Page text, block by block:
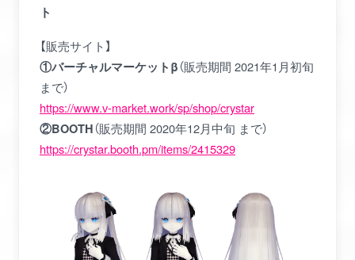
ト
【販売サイト】
①バーチャルマーケットβ （販売期間 2021年1月初旬
まで）
https://www.v-market.work/sp/shop/crystar
②BOOTH （販売期間 2020年12月中旬 まで）
https://crystar.booth.pm/items/2415329